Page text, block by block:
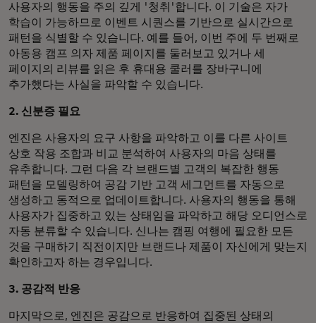
사용자의 행동을 주의 깊게 '청취'합니다. 이 기술은 자가
학습이 가능하므로 이벤트 시퀀스를 기반으로 실시간으로
패턴을 식별할 수 있습니다. 예를 들어, 이번 주에 두 번째로
아동용 캠프 의자 제품 페이지를 둘러보고 있거나 세
페이지의 리뷰를 읽은 후 휴대용 쿨러를 장바구니에
추가했다는 사실을 파악할 수 있습니다.
2. 신분증 필요
엔진은 사용자의 요구 사항을 파악하고 이를 다른 사이트
상호 작용 조합과 비교 분석하여 사용자의 마음 상태를
유추합니다. 그런 다음 각 브랜드별 고객의 복잡한 행동
패턴을 모델링하여 공감 기반 고객 세그먼트를 자동으로
생성하고 동적으로 업데이트합니다. 사용자의 행동을 통해
사용자가 집중하고 있는 상태임을 파악하고 해당 오디언스로
자동 분류할 수 있습니다. 신나는 캠핑 여행에 필요한 모든
것을 구매하기 직전이지만 브랜드나 제품이 자신에게 맞는지
확인하고자 하는 경우입니다.
3. 공감적 반응
마지막으로, 엔진은 공감으로 반응하여 집중된 상태의